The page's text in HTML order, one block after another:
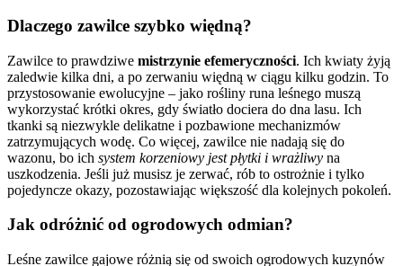
Dlaczego zawilce szybko więdną?
Zawilce to prawdziwe mistrzynie efemeryczności. Ich kwiaty żyją
zaledwie kilka dni, a po zerwaniu więdną w ciągu kilku godzin. To
przystosowanie ewolucyjne – jako rośliny runa leśnego muszą
wykorzystać krótki okres, gdy światło dociera do dna lasu. Ich
tkanki są niezwykle delikatne i pozbawione mechanizmów
zatrzymujących wodę. Co więcej, zawilce nie nadają się do
wazonu, bo ich system korzeniowy jest płytki i wrażliwy na
uszkodzenia. Jeśli już musisz je zerwać, rób to ostrożnie i tylko
pojedyncze okazy, pozostawiając większość dla kolejnych pokoleń.
Jak odróżnić od ogrodowych odmian?
Leśne zawilce gajowe różnią się od swoich ogrodowych kuzynów